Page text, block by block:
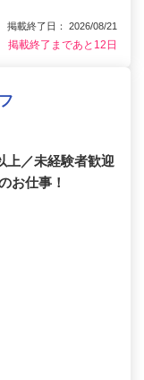
載終了日： 2026/08/21
掲載終了まであと12日
上／未経験者歓迎
お仕事！